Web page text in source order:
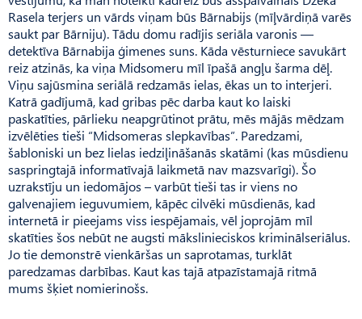
Rasela terjers un vārds viņam būs Bārnabijs (mīļvārdiņā varēs
saukt par Bārniju). Tādu domu radījis seriāla varonis —
detektīva Bārnabija ģimenes suns. Kāda vēsturniece savukārt
reiz atzinās, ka viņa Midsomeru mīl īpašā angļu šarma dēļ.
Viņu sajūsmina seriālā redzamās ielas, ēkas un to interjeri.
Katrā gadījumā, kad gribas pēc darba kaut ko laiski
paskatīties, pārlieku neapgrūtinot prātu, mēs mājās mēdzam
izvēlēties tieši “Midsomeras slepkavības”. Paredzami,
šabloniski un bez lielas iedziļināšanās skatāmi (kas mūsdienu
saspringtajā informatīvajā laikmetā nav mazsvarīgi). Šo
uzrakstīju un iedomājos – varbūt tieši tas ir viens no
galvenajiem ieguvumiem, kāpēc cilvēki mūsdienās, kad
internetā ir pieejams viss iespējamais, vēl joprojām mīl
skatīties šos nebūt ne augsti mākslinieciskos kriminālseriālus.
Jo tie demonstrē vienkāršas un saprotamas, turklāt
paredzamas darbības. Kaut kas tajā atpazīstamajā ritmā
mums šķiet nomierinošs.